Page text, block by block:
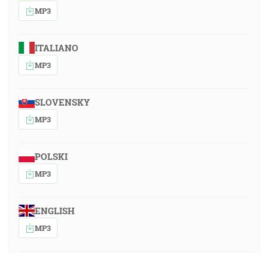
MP3
ITALIANO
MP3
SLOVENSKY
MP3
POLSKI
MP3
ENGLISH
MP3